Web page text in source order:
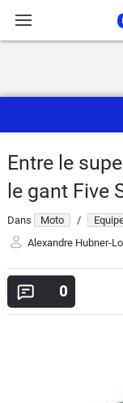
Actu
Essais
Equipement
Avis
Entre le
le gant Five
Dans Moto /
Alexandre Hubner-
0